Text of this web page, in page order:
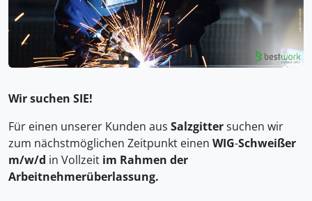
Wir suchen SIE!
Für einen unserer Kunden aus Salzgittersuchen wir
zum nächstmöglichen Zeitpunkt einen WIG-Schweißer
m/w/d in Vollzeit im Rahmen der
Arbeitnehmerüberlassung.